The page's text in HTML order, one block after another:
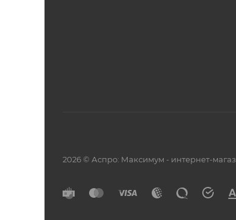
2026 © Аспро: Максимум - интернет-